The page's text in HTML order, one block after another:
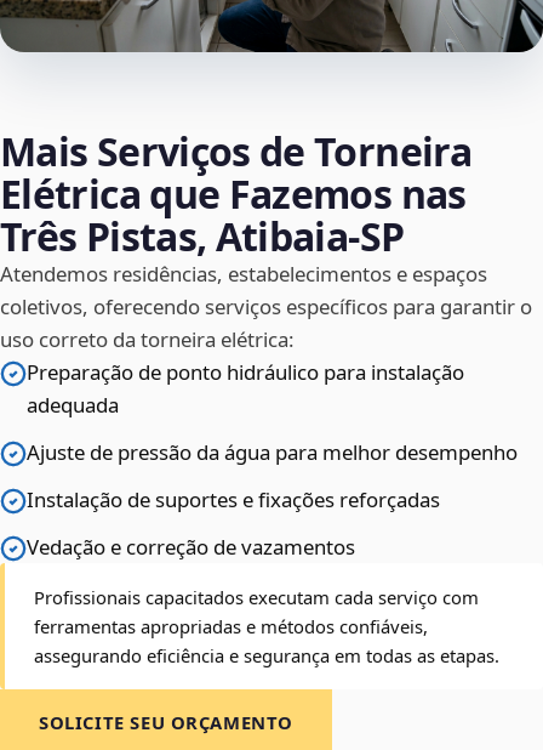
Mais Serviços de Torneira
Elétrica que Fazemos nas
Três Pistas, Atibaia‑SP
Atendemos residências, estabelecimentos e espaços
coletivos, oferecendo serviços específicos para garantir o
uso correto da torneira elétrica:
Preparação de ponto hidráulico para instalação
adequada
Ajuste de pressão da água para melhor desempenho
Instalação de suportes e fixações reforçadas
Vedação e correção de vazamentos
Profissionais capacitados executam cada serviço com
ferramentas apropriadas e métodos confiáveis,
assegurando eficiência e segurança em todas as etapas.
SOLICITE SEU ORÇAMENTO